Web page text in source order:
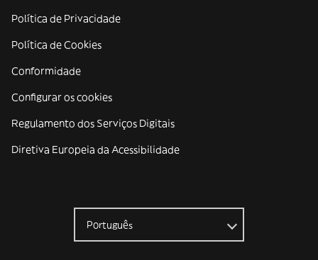
Política de Privacidade
Política de Cookies
Conformidade
Configurar os cookies
Regulamento dos Serviços Digitais
Diretiva Europeia da Acessibilidade